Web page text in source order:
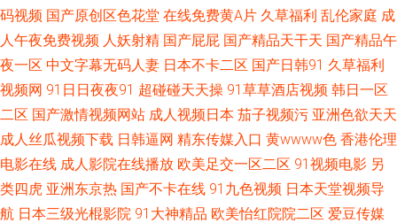
激久久国产 性色真人片免费视频 99热超碰在线 国产综合亚洲专区在线 人人
操爱爱 一级在线 电影热榜2025 乱公伦媳在线观看 亚洲超清 精品制服一区二
区 97干97吻 国产亚洲精品资源在线 亚洲精品国自产拍影院 国产男女 色五月
熟女性毛 动漫美女被虐吸奶 青青草人人插国产99 51草逼视频免费看 久草国
码视频 国产原创区色花堂 在线免费黄A片 久草福利 乱伦家庭 成
人午夜免费视频 人妖射精 国产屁屁 国产精品天干天 国产精品午
夜一区 中文字幕无码人妻 日本不卡二区 国产日韩91 久草福利
视频网 91日日夜夜91 超碰碰天天操 91草草酒店视频 韩日一区
二区 国产激情视频网站 成人视频日本 茄子视频污 亚洲色欲天天
成人丝瓜视频下载 日韩逼网 精东传媒入口 黄wwww色 香港伦理
电影在线 成人影院在线播放 欧美足交一区二区 91视频电影 另
类四虎 亚洲东京热 国产不卡在线 91九色视频 日本天堂视频导
航 日本三级光棍影院 91大神精品 欧美怡红院院二区 爱豆传媒